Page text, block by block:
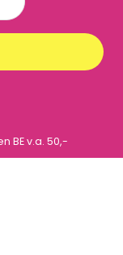
BE v.a. 50,-